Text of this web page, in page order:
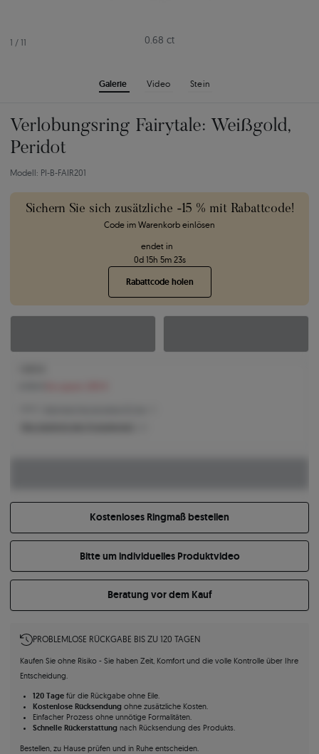
1 / 11
Galerie Video Stein
0.68 ct
Verlobungsring Fairytale: Weißgold,
Peridot
Modell: PI-B-FAIR201
Sichern Sie sich zusätzliche -15 % mit Rabattcode!
Code im Warenkorb einlösen
endet in
0d 15h 5m 22s
Rabattcode holen
Kostenloses Ringmaß bestellen
Bitte um individuelles Produktvideo
Beratung vor dem Kauf
PROBLEMLOSE RÜCKGABE BIS ZU 120 TAGEN
Kaufen Sie ohne Risiko - Sie haben Zeit, Komfort und die volle Kontrolle über Ihre
Entscheidung.
120 Tagefür die Rückgabe ohne Eile.
Kostenlose Rücksendungohne zusätzliche Kosten.
Einfacher Prozess ohne unnötige Formalitäten.
Schnelle Rückerstattungnach Rücksendung des Produkts.
Bestellen, zu Hause prüfen und in Ruhe entscheiden.